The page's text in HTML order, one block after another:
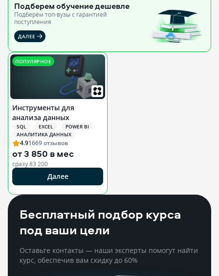
Подберем обучениедешевле
Подберём топ-вузы c гарантией
поступления
ДАЛЕЕ
ПОПУЛЯРНОЕ
Инструменты для
анализа данных
SQL EXCEL
POWER BI
АНАЛИТИКА ДАННЫХ
4.91669отзывов
от3 850 в мес
сразу83 200
Далее
Бесплатный подбор курса
под ваши цели
Оставьте контакты — наши эксперты помогут найти
курс, обеспечив вам скидку до 60%